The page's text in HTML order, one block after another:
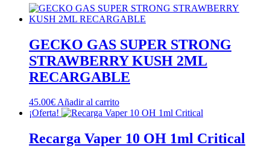
GECKO GAS SUPER STRONG
STRAWBERRY KUSH 2ML
RECARGABLE
45.00€Añadir al carrito
¡Oferta!
Recarga Vaper 10 OH 1ml Critical